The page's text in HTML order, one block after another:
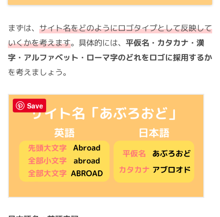
まずは、 サイト名をどのようにロゴタイプとして反映して
いくかを考えます。具体的には、 平仮名・カタカナ・漢
字・アルファベット・ローマ字のどれをロゴに採用するか
を考えましょう。
Save